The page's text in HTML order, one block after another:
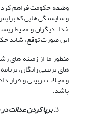
وظیفه حکومت فراهم
و شایستگی هایی که
خدا، دیگران و محیط
این صورت توقع، شاید
منظور ما از زمینه های
های تربیتی رایگان،
و مجلات تربیتی و قرار
باشد.
برپا کردن عدالت